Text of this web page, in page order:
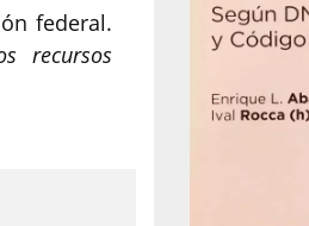
federal.
recursos